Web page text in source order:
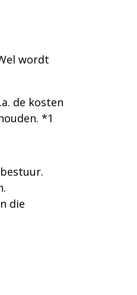
wordt
de kosten
*1
die